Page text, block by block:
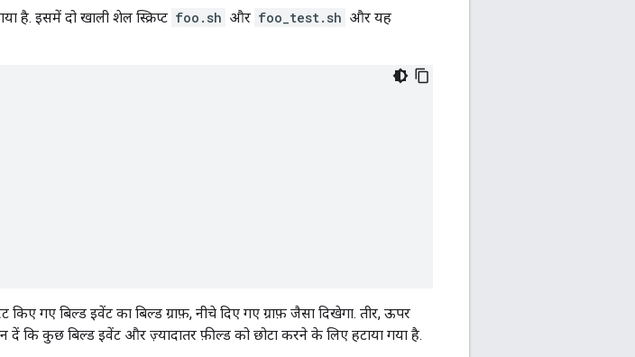
है. इसमें दो खाली शेल स्क्रिप्ट foo.sh और foo_test.sh और यह
किए गए बिल्ड इवेंट का बिल्ड ग्राफ़, नीचे दिए गए ग्राफ़ जैसा दिखेगा. तीर, ऊपर
कि कुछ बिल्ड इवेंट और ज़्यादातर फ़ील्ड को छोटा करने के लिए हटाया गया है.